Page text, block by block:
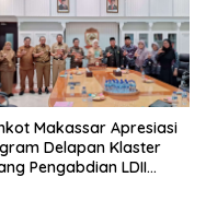
Makassar Apresiasi
Delapan Klaster
Pengabdian LDII